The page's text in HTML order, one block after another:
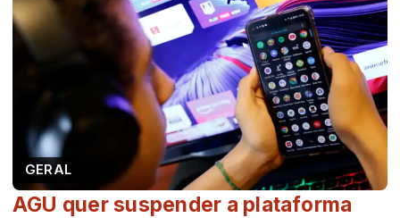
GERAL
AGU quer suspender a plataforma